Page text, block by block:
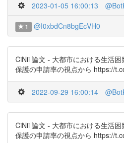
2023-01-05 16:00:13
1 @I0xbdCn8bgEcVH0
CiNii 論文 - 大都市における生活
保護の申請率の視点から https://
2022-09-29 16:00:14
CiNii 論文 - 大都市における生活
保護の申請率の視点から https://